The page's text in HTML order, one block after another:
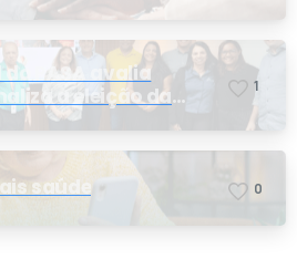
PASA avalia
a eleição da
1
saúde 0